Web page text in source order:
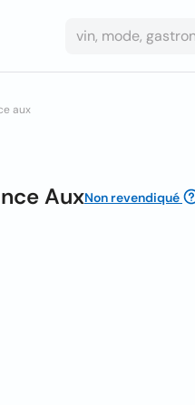
aux
AuxNon revendiqué